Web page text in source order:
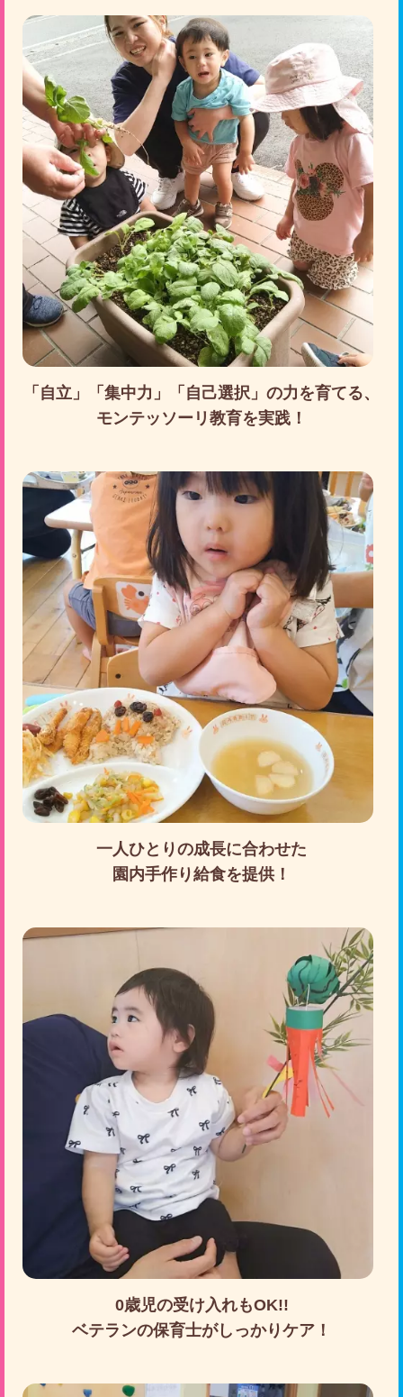
「⾃⽴」「集中⼒」「⾃⼰選択」の⼒を育てる、
モンテッソーリ教育を実践！
一人ひとりの成長に合わせた
園内手作り給食を提供！
0歳児の受け入れもOK!!
ベテランの保育士がしっかりケア！